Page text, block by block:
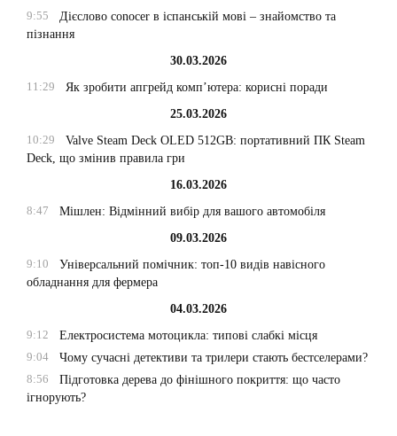
9:55
Дієслово conocer в іспанській мові – знайомство та
пізнання
30.03.2026
11:29
Як зробити апгрейд комп’ютера: корисні поради
25.03.2026
10:29
Valve Steam Deck OLED 512GB: портативний ПК Steam
Deck, що змінив правила гри
16.03.2026
8:47
Мішлен: Відмінний вибір для вашого автомобіля
09.03.2026
9:10
Універсальний помічник: топ-10 видів навісного
обладнання для фермера
04.03.2026
9:12
Електросистема мотоцикла: типові слабкі місця
9:04
Чому сучасні детективи та трилери стають бестселерами?
8:56
Підготовка дерева до фінішного покриття: що часто
ігнорують?